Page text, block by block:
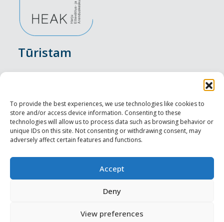
To provide the best experiences, we use technologies like cookies to
store and/or access device information. Consenting to these
technologies will allow us to process data such as browsing behavior or
unique IDs on this site. Not consenting or withdrawing consent, may
adversely affect certain features and functions.
Accept
Deny
View preferences
Tūristam
Nakšņošana
Vietas maltītei
Apskates objekti
Profesionāliem
Harju-, Rapla- & Läänemaa DMO